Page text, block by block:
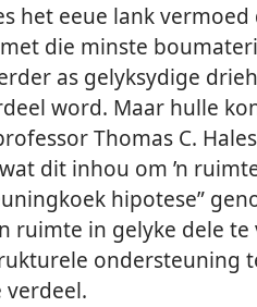
het eeue lank vermoed
die minste
as gelyksydige
word. Maar hulle
Thomas C.
dit inhou om ’n
hipotese”
ruimte in gelyke dele te
ondersteuning
verdeel.